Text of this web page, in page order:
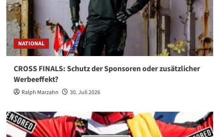
NATIONAL
CROSS FINALS: Schutz der Sponsoren oder zusätzlicher
Werbeeffekt?
Ralph Marzahn 30. Juli 2026